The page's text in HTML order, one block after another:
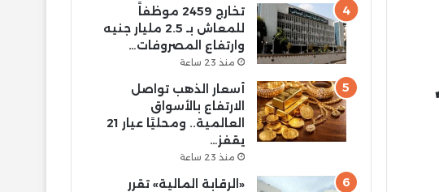
تخارج 2459 موظفاً
للمعاش بـ 2.5 مليار جنيه
وارتفاع المصروفات…
منذ 23 ساعة
أسعار الذهب تواصل
الارتفاع بالأسواق
العالمية.. ومحليًا عيار 21
يقفز…
منذ 23 ساعة
«الرقابة المالية» تقرر